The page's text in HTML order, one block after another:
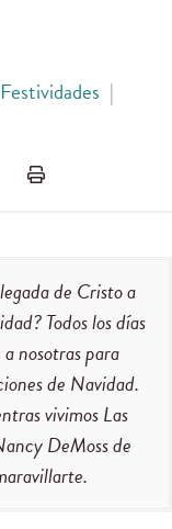
Festividades |
de Cristo a
Todos los días
nosotras para
de Navidad.
vivimos Las
DeMoss de